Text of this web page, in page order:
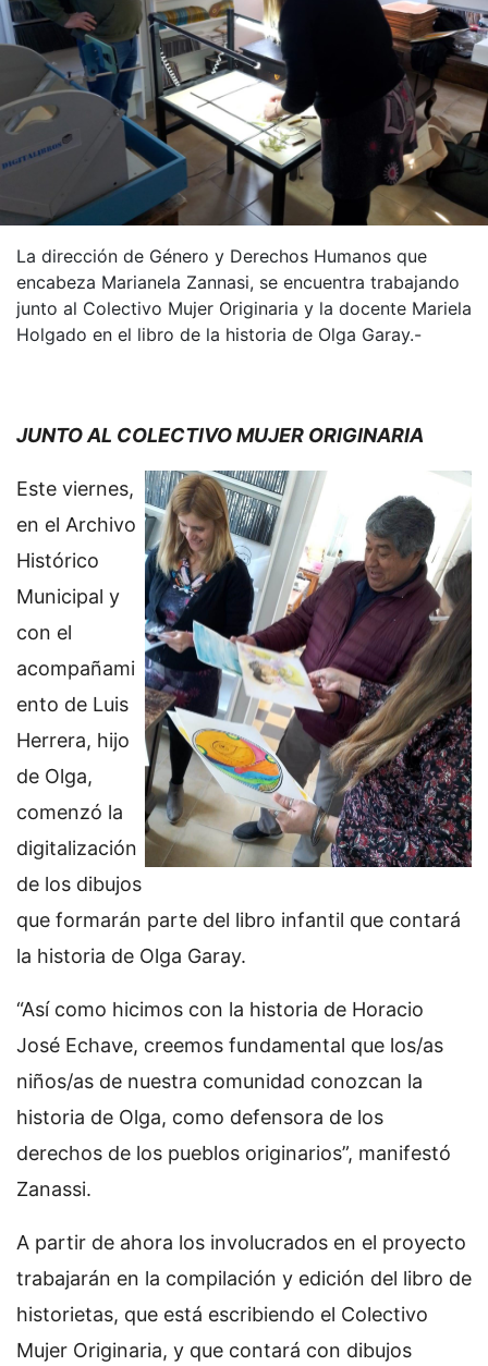
La dirección de Género y Derechos Humanos que
encabeza Marianela Zannasi, se encuentra trabajando
junto al Colectivo Mujer Originaria y la docente Mariela
Holgado en el libro de la historia de Olga Garay.-
JUNTO AL COLECTIVO MUJER ORIGINARIA
Este viernes,
en el Archivo
Histórico
Municipal y
con el
acompañami
ento de Luis
Herrera, hijo
de Olga,
comenzó la
digitalización
de los dibujos
que formarán parte del libro infantil que contará
la historia de Olga Garay.
“Así como hicimos con la historia de Horacio
José Echave, creemos fundamental que los/as
niños/as de nuestra comunidad conozcan la
historia de Olga, como defensora de los
derechos de los pueblos originarios”, manifestó
Zanassi.
A partir de ahora los involucrados en el proyecto
trabajarán en la compilación y edición del libro de
historietas, que está escribiendo el Colectivo
Mujer Originaria, y que contará con dibujos